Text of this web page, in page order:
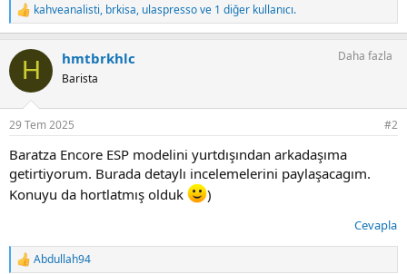
T
e
k
l
:
kahveanalisti, brkisa, ulaspressove 1 diğer kullanıcı.
H hmtbrkhlc
Barista
Daha fazla
29 Tem 2025 #2
Baratza Encore ESP modelini yurtdışından arkadaşıma
getirtiyorum. Burada detaylı incelemelerini paylaşacagım.
Konuyu da hortlatmış olduk
)
Cevapla
T
Abdullah94